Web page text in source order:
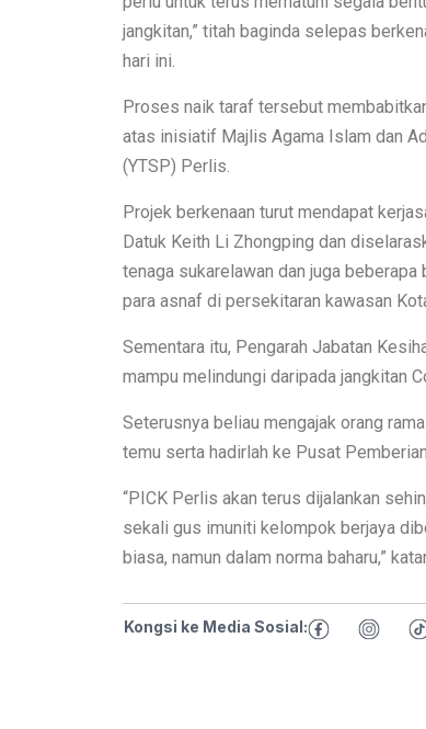
jangkitan,” titah baginda selepas
hari ini.
Proses naik taraf tersebut
atas inisiatif Majlis Agama Islam dan
(YTSP) Perlis.
Projek berkenaan turut mendapat
Datuk Keith Li Zhongping dan
tenaga sukarelawan dan juga beberapa
para asnaf di persekitaran kawasan
Sementara itu, Pengarah Jabatan
mampu melindungi daripada jangkitan
Seterusnya beliau mengajak orang
temu serta hadirlah ke Pusat
“PICK Perlis akan terus dijalankan
sekali gus imuniti kelompok berjaya
biasa, namun dalam norma baharu,”
Kongsi ke Media Sosial: